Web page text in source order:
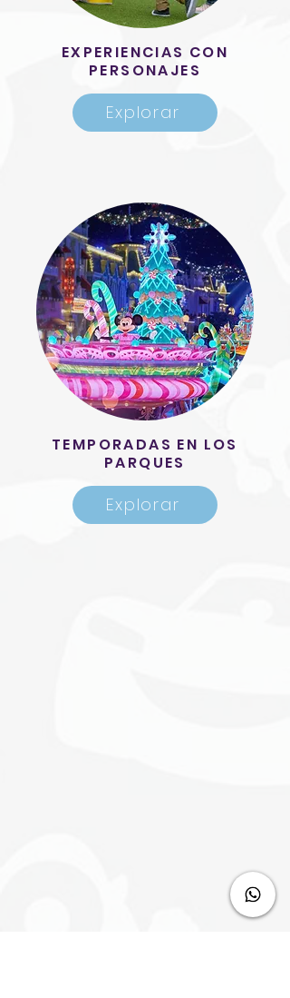
EXPERIENCIAS CON
PERSONAJES
Explorar
TEMPORADAS EN LOS
PARQUES
Explorar